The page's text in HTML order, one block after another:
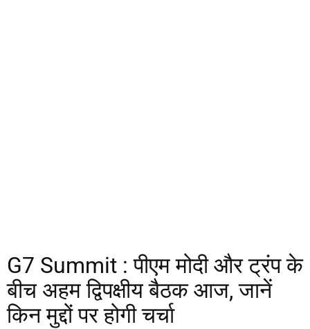
G7 Summit : पीएम मोदी और ट्रंप के
बीच अहम द्विपक्षीय बैठक आज, जानें
किन मुद्दों पर होगी चर्चा